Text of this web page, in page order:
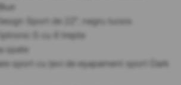
Sport de 22", negru lucios
S cu 8 trepte
spate
sport cu țevi de eșapament sport Dark